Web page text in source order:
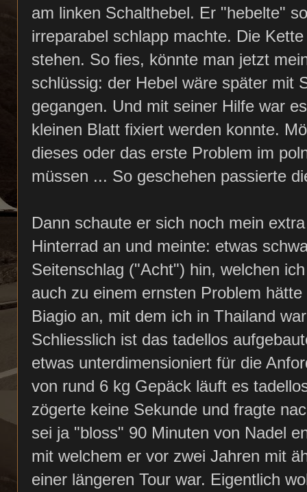
am linken Schalthebel. Er "hebelte"
irreparabel schlapp machte. Die
stehen. So fies, könnte man jetzt
schlüssig: der Hebel wäre später mit
gegangen. Und mit seiner Hilfe war
kleinen Blatt fixiert werden konnte.
dieses oder das erste Problem im
müssen ... So geschehen passierte
Dann schaute er sich noch mein
Hinterrad an und meinte: etwas
Seitenschlag ("Acht") hin, welchen
auch zu einem ernsten Problem
Biagio an, mit dem ich in Thailand
Schliesslich ist das tadellos
etwas unterdimensioniert für die
von rund 6 kg Gepäck läuft es
zögerte keine Sekunde und fragte
sei ja "bloss" 90 Minuten von Nadel
mit welchem er vor zwei Jahren mit
einer längeren Tour war. Eigentlich